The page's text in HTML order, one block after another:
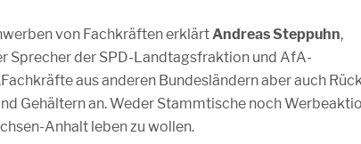
von Fachkräften erklärtAndreas Steppuhn,
Sprecher der SPD-Landtagsfraktion und AfA-
aus anderen Bundesländern aber auch
Gehältern an. Weder Stammtische noch
Anhalt leben zu wollen.